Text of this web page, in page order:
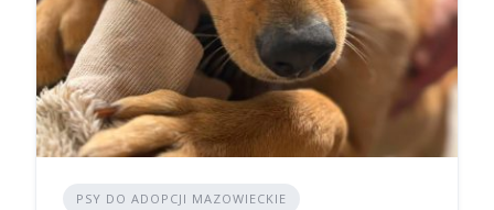
PSY DO ADOPCJI MAZOWIECKIE